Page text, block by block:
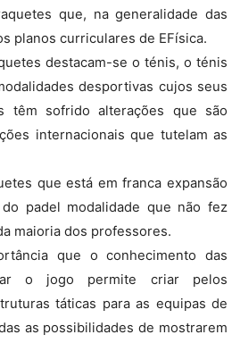
que, na generalidade das
planos curriculares de EFísica.
destacam-se o ténis, o ténis
desportivas cujos seus
têm sofrido alterações que são
internacionais que tutelam as
que está em franca expansão
padel modalidade que não fez
maioria dos professores.
que o conhecimento das
o jogo permite criar pelos
táticas para as equipas de
as possibilidades de mostrarem